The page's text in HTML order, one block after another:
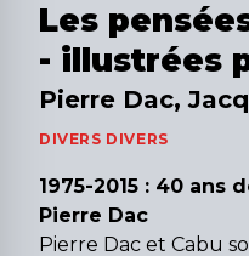
Les
- illustrées
Pierre Dac,
DIVERS DIVERS
1975-2015 : 40 ans
Pierre Dac
Pierre Dac et Cabu